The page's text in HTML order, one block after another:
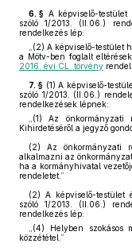
6. § A képviselő-testület
szóló 1/2013. (II.06.)
rendelkezés lép:
„(2) A képviselő-testület
a Mötv-ben foglalt
2016. évi CL. törvény
7. § (1) A képviselő-
szóló 1/2013. (II.06.)
rendelkezések lépnek:
„(1) Az önkormányzati
Kihirdetéséről a jegyző
(2) Az önkormányzati
alkalmazni az
ha a kormányhivatal
rendeletet.”
(2) A képviselő-testület
szóló 1/2013. (II.06.)
rendelkezés lép:
„(4) Helyben szokásos
közzététel.”